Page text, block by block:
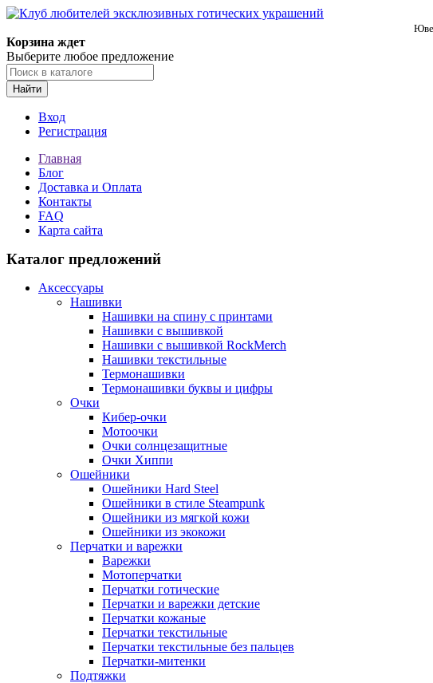
Корзина ждет
Выберите любое предложение
Найти
Вход
Регистрация
Главная
Блог
Доставка и Оплата
Контакты
FAQ
Карта сайта
Каталог предложений
Аксессуары
Нашивки
Нашивки на спину с принтами
Нашивки с вышивкой
Нашивки с вышивкой RockMerch
Нашивки текстильные
Термонашивки
Термонашивки буквы и цифры
Очки
Кибер-очки
Мотоочки
Очки солнцезащитные
Очки Хиппи
Ошейники
Ошейники Hard Steel
Ошейники в стиле Steampunk
Ошейники из мягкой кожи
Ошейники из экокожи
Перчатки и варежки
Варежки
Мотоперчатки
Перчатки готические
Перчатки и варежки детские
Перчатки кожаные
Перчатки текстильные
Перчатки текстильные без пальцев
Перчатки-митенки
Подтяжки